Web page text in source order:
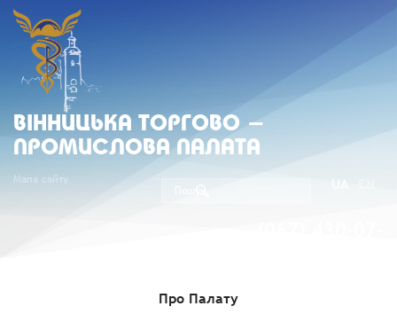
ВIННИЦЬКА ТОРГОВО -
ПРОМИСЛОВА ПАЛАТА
Мапа сайту
Про Палату